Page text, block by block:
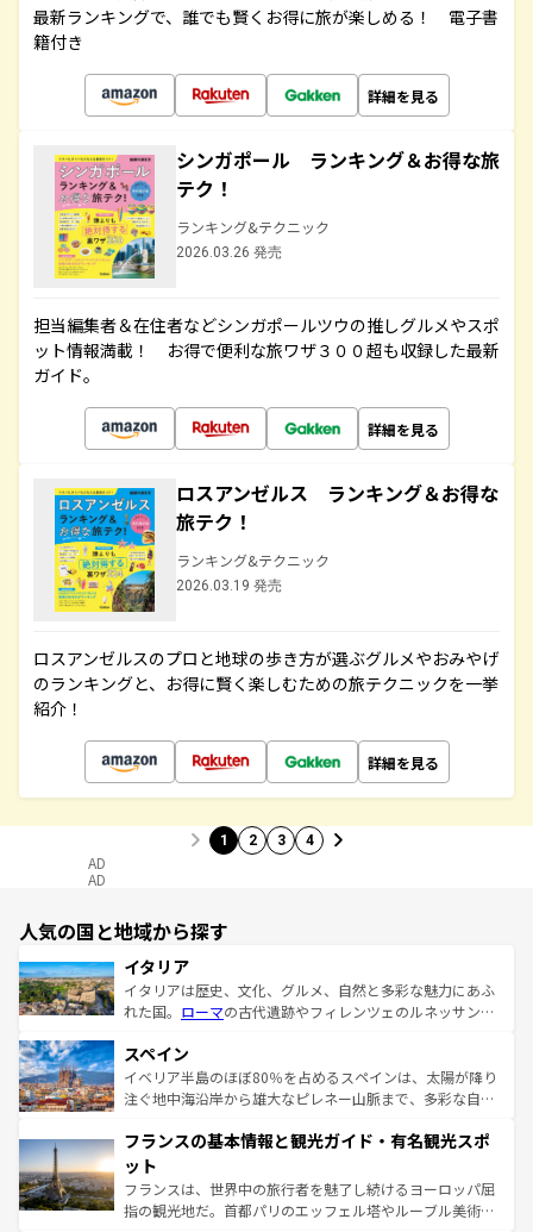
最新ランキングで、誰でも賢くお得に旅が楽しめる！ 電子書
籍付き
詳細を見る
シンガポール ランキング＆お得な旅
テク！
ランキング&テクニック
2026.03.26 発売
担当編集者＆在住者などシンガポールツウの推しグルメやスポ
ット情報満載！ お得で便利な旅ワザ３００超も収録した最新
ガイド。
詳細を見る
ロスアンゼルス ランキング＆お得な
旅テク！
ランキング&テクニック
2026.03.19 発売
ロスアンゼルスのプロと地球の歩き方が選ぶグルメやおみやげ
のランキングと、お得に賢く楽しむための旅テクニックを一挙
紹介！
詳細を見る
1 2 3 4
AD
AD
人気の国と地域から探す
イタリア
イタリアは歴史、文化、グルメ、自然と多彩な魅力にあふ
れた国。 ローマの古代遺跡やフィレンツェのルネッサンス
ろん、トスカーナの美しい田園風景やアマルフィ海岸の絶
景など、自然景観も見逃せない。観光の合間には、本場の
ピザやパスタなど、絶品のイタリア料理を堪能することも
ませてくれるイタリアで、忘れられない旅をしてみよう！
なお、新着のイタリア情報は
しい。
スペイン
イベリア半島のほぼ80％を占めるスペインは、太陽が降り
注ぐ地中海沿岸から雄大なピレネー山脈まで、多彩な自然
文化が根付くこの国では、情熱的なフラメンコ、熱気あふ
れる闘牛、そして美味しいタパスが生活の一部となってい
る。首都マドリードの洗練された雰囲気や、バルセロナの
アートに溢れた街角から、地方では古代ローマ遺跡や中世
フランスの基本情報と観光ガイド・有名観光スポ
ット
フランスは、世界中の旅行者を魅了し続けるヨーロッパ屈
指の観光地だ。首都パリのエッフェル塔やルーブル美術館